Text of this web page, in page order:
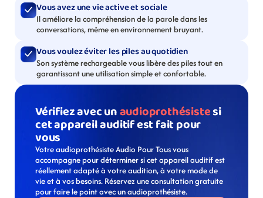
Vous avez une vie active et sociale
Il améliore la compréhension de la parole dans les
conversations, même en environnement bruyant.
Vous voulez éviter les piles au quotidien
Son système rechargeable vous libère des piles tout en
garantissant une utilisation simple et confortable.
Vérifiez avec un audioprothésiste si
cet appareil auditif est fait pour
vous
Votre audioprothésiste Audio Pour Tous vous
accompagne pour déterminer si cet appareil auditif est
réellement adapté à votre audition, à votre mode de
vie et à vos besoins. Réservez une consultation gratuite
pour faire le point avec un audioprothésiste.